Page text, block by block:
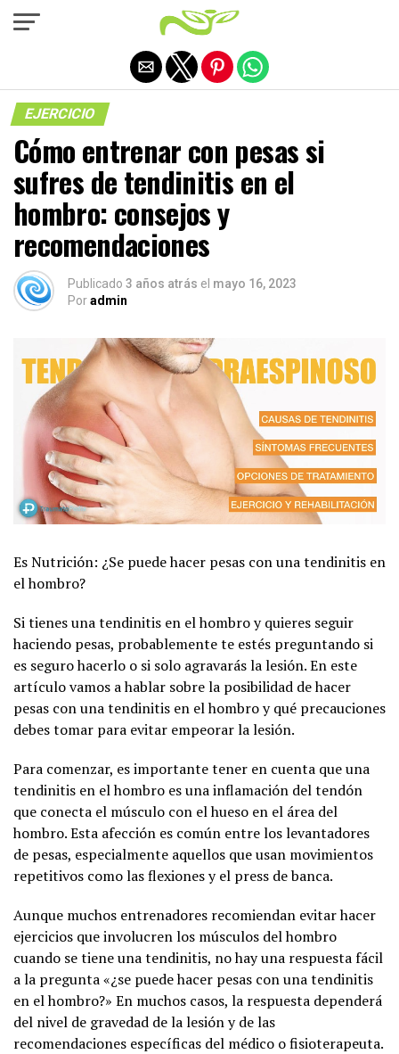
EJERCICIO
Cómo entrenar con pesas si
sufres de tendinitis en el
hombro: consejos y
recomendaciones
Publicado 3 años atrás el mayo 16, 2023
Poradmin
Es Nutrición: ¿Se puede hacer pesas con una tendinitis en
el hombro?
Si tienes una tendinitis en el hombro y quieres seguir
haciendo pesas, probablemente te estés preguntando si
es seguro hacerlo o si solo agravarás la lesión. En este
artículo vamos a hablar sobre la posibilidad de hacer
pesas con una tendinitis en el hombro y qué precauciones
debes tomar para evitar empeorar la lesión.
Para comenzar, es importante tener en cuenta que una
tendinitis en el hombro es una inflamación del tendón
que conecta el músculo con el hueso en el área del
hombro. Esta afección es común entre los levantadores
de pesas, especialmente aquellos que usan movimientos
repetitivos como las flexiones y el press de banca.
Aunque muchos entrenadores recomiendan evitar hacer
ejercicios que involucren los músculos del hombro
cuando se tiene una tendinitis, no hay una respuesta fácil
a la pregunta «¿se puede hacer pesas con una tendinitis
en el hombro?» En muchos casos, la respuesta dependerá
del nivel de gravedad de la lesión y de las
recomendaciones específicas del médico o fisioterapeuta.
Salir de la versión móvil